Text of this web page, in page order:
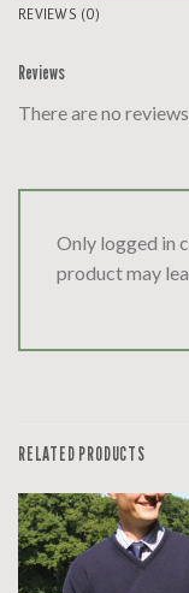
REVIEWS (0)
Reviews
There are no
Only logged in
product may
RELATED PRODUCTS